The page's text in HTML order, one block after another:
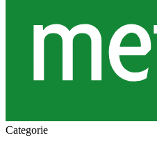
Categorie